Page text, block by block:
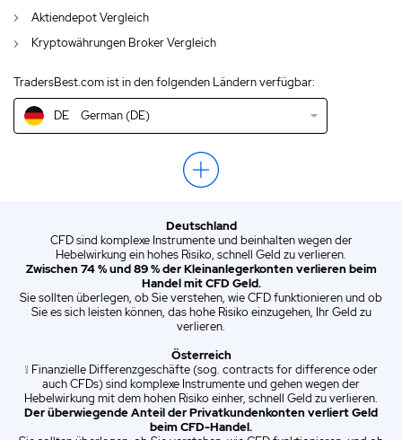
Aktiendepot Vergleich
Kryptowährungen Broker Vergleich
TradersBest.com ist in den folgenden Ländern verfügbar:
GB English (UK)
IN English (IN)
NZ English (NZ)
US English (US)
IT Italian (IT)
DE German (DE)
Deutschland
CFD sind komplexe Instrumente und beinhalten wegen der
Hebelwirkung ein hohes Risiko, schnell Geld zu verlieren.
Zwischen 74 % und 89 % der Kleinanlegerkonten verlieren beim
Handel mit CFD Geld.
Sie sollten überlegen, ob Sie verstehen, wie CFD funktionieren und ob
Sie es sich leisten können, das hohe Risiko einzugehen, Ihr Geld zu
verlieren.
Österreich
❕ Finanzielle Differenzgeschäfte (sog. contracts for difference oder
auch CFDs) sind komplexe Instrumente und gehen wegen der
Hebelwirkung mit dem hohen Risiko einher, schnell Geld zu verlieren.
Der überwiegende Anteil der Privatkundenkonten verliert Geld
beim CFD-Handel.